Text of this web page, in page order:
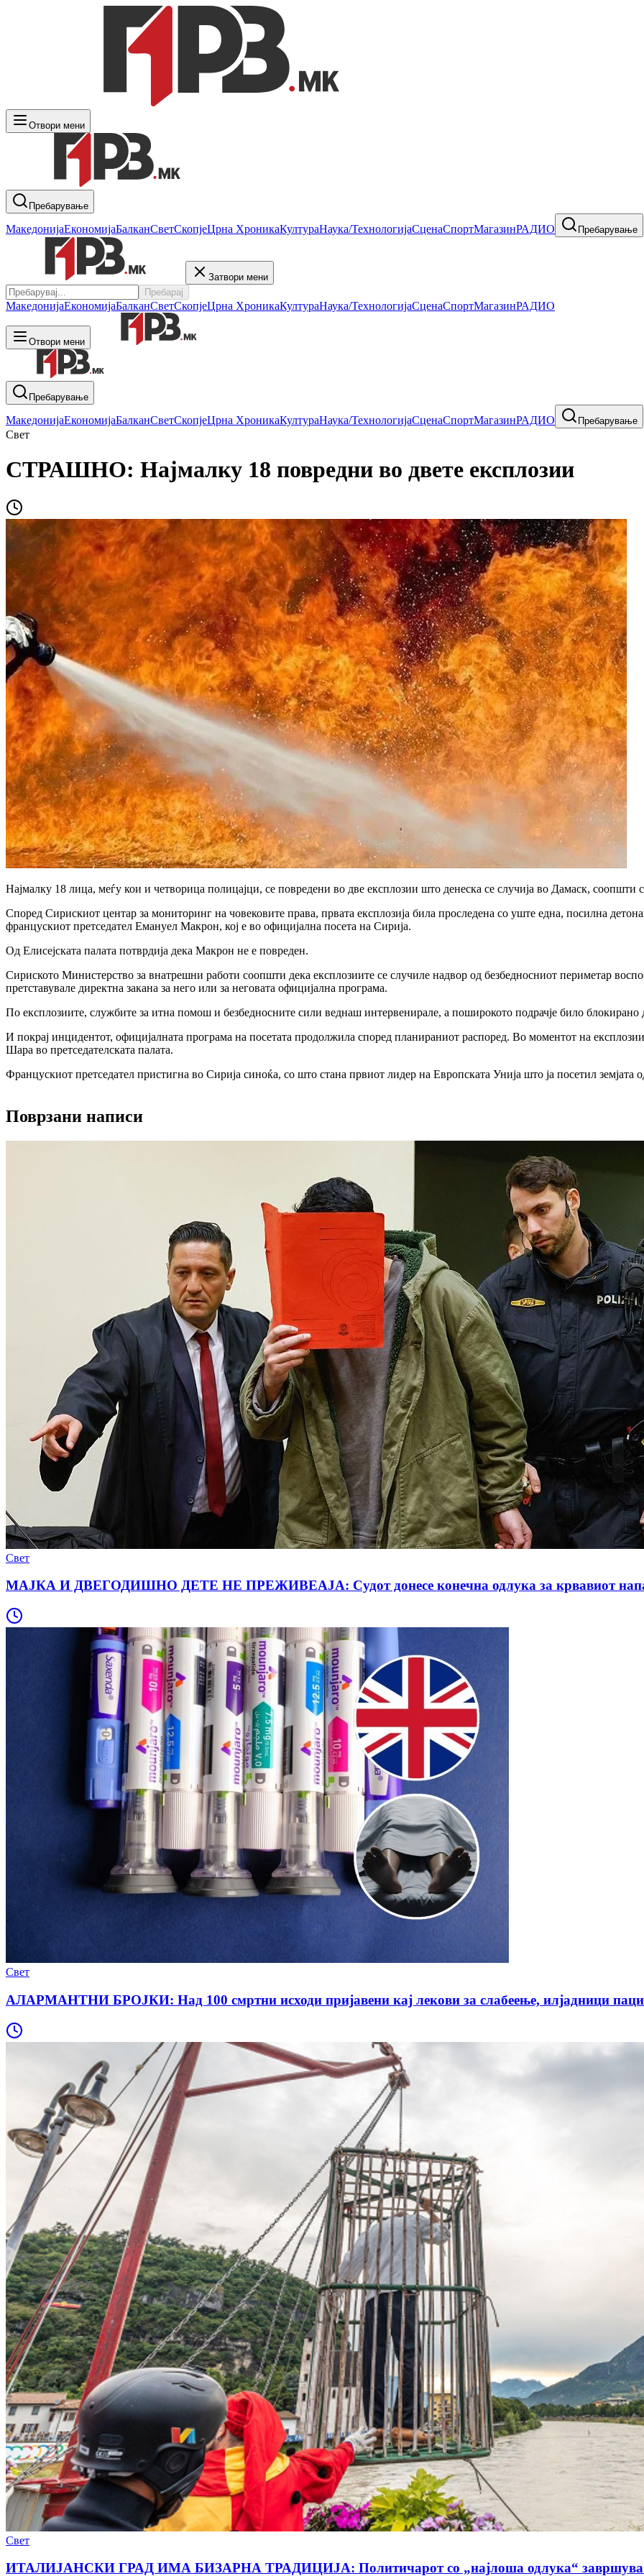
Отвори мени
Пребарување
МакедонијаЕкономијаБалканСветСкопјеЦрна ХроникаКултураНаука/ТехнологијаСценаСпортМагазинРАДИО Пребарување
Затвори мени
Пребарај
МакедонијаЕкономијаБалканСветСкопјеЦрна ХроникаКултураНаука/ТехнологијаСценаСпортМагазинРАДИО
Отвори мени
Пребарување
МакедонијаЕкономијаБалканСветСкопјеЦрна ХроникаКултураНаука/ТехнологијаСценаСпортМагазинРАДИО Пребарување
Свет
СТРАШНО: Најмалку 18 повредни во двете експлозии
Најмалку 18 лица, меѓу кои и четворица полицајци, се повредени во две експлозии што денеска се случија во Дамаск,
Според Сирискиот центар за мониторинг на човековите права, првата експлозија била проследена со уште една, посилна
францускиот претседател Емануел Макрон, кој е во официјална посета на Сирија.
Од Елисејската палата потврдија дека Макрон не е повреден.
Сириското Министерство за внатрешни работи соопшти дека експлозиите се случиле надвор од безбедносниот периметар
претставувале директна закана за него или за неговата официјална програма.
По експлозиите, службите за итна помош и безбедносните сили веднаш интервенирале, а поширокото подрачје било блокирано
И покрај инцидентот, официјалната програма на посетата продолжила според планираниот распоред. Во моментот на
Шара во претседателската палата.
Францускиот претседател пристигна во Сирија синоќа, со што стана првиот лидер на Европската Унија што ја посетил земјата
Поврзани написи
Свет
МАЈКА И ДВЕГОДИШНО ДЕТЕ НЕ ПРЕЖИВЕАЈА: Судот донесе конечна одлука за крвавиот
Свет
АЛАРМАНТНИ БРОЈКИ: Над 100 смртни исходи пријавени кај лекови за слабеење, илјадници
Свет
ИТАЛИЈАНСКИ ГРАД ИМА БИЗАРНА ТРАДИЦИЈА: Политичарот со „најлоша одлука“ завршува